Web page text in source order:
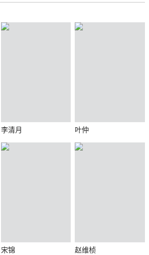
李清月 叶仲
宋锦 赵维桢